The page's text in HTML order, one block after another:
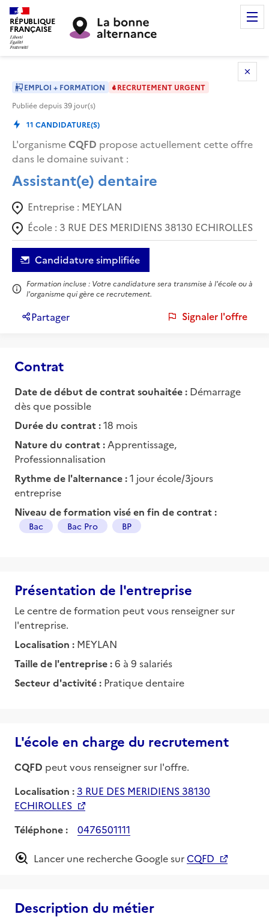
RÉPUBLIQUE
FRANÇAISE
EMPLOI + FORMATION
RECRUTEMENT URGENT
Publiée depuis39 jour(s)
11 CANDIDATURE(S)
L'organismeCQFD propose actuellement cette offre
dans le domaine suivant :
Assistant(e) dentaire
Entreprise : MEYLAN
École : 3 RUE DES MERIDIENS 38130 ECHIROLLES
Candidature simplifiée
Formation incluse : Votre candidature sera transmise à l'école ou à
l'organisme qui gère ce recrutement.
Partager Signaler l'offre
Contrat
Date de début de contrat souhaitée : Démarrage
dès que possible
Durée du contrat :18 mois
Nature du contrat : Apprentissage,
Professionnalisation
Rythme de l'alternance :1 jour école/3jours
entreprise
Niveau de formation visé en fin de contrat :
Bac Bac Pro BP
Présentation de l'entreprise
Le centre de formation peut vous renseigner sur
l'entreprise.
Localisation : MEYLAN
Taille de l'entreprise :6 à 9 salariés
Secteur d'activité : Pratique dentaire
L'école en charge du recrutement
CQFD peut vous renseigner sur l'offre.
Localisation :3 RUE DES MERIDIENS 38130
ECHIROLLES
Téléphone :
0476501111
Lancer une recherche Google surCQFD
Description du métier